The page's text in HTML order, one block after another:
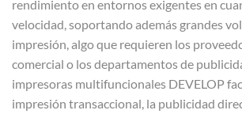
rendimiento en entornos exigentes en
velocidad, soportando además grandes
impresión, algo que requieren los
comercial o los departamentos de
impresoras multifuncionales DEVELOP
impresión transaccional, la publicidad